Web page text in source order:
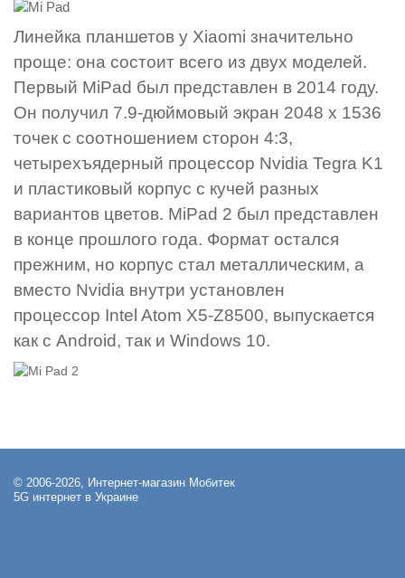
Линейка планшетов у Xiaomi значительно
проще: она состоит всего из двух моделей.
Первый MiPad был представлен в 2014 году.
Он получил 7.9-дюймовый экран 2048 х 1536
точек с соотношением сторон 4:3,
четырехъядерный процессор Nvidia Tegra K1
и пластиковый корпус с кучей разных
вариантов цветов. MiPad 2 был представлен
в конце прошлого года. Формат остался
прежним, но корпус стал металлическим, а
вместо Nvidia внутри установлен
процессор Intel Atom X5-Z8500, выпускается
как с Android, так и Windows 10.
© 2006-2026, Интернет-магазин Мобитек
5G интернет в Украине